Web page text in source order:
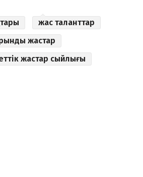
жас таланттар
жастар
жастар сыйлығы